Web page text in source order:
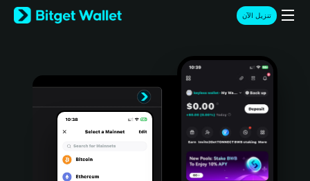
English
日本語
Türkçe
تنزيل الآن